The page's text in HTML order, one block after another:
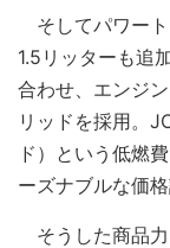
そしてパワート
1.5リッターも追
合わせ、エンジ
リッドを採用。
ド）という低燃
ーズナブルな価
そうした商品